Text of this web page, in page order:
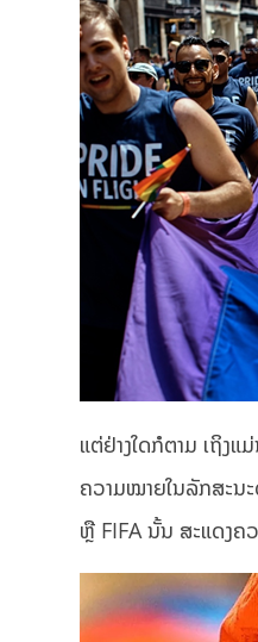
ແຕ່ຢ່າງໃດກໍຕາມ ເຖິງ
ຄວາມໝາຍໃນລັກສະນະ
ຫຼື FIFA ນັ້ນ ສະແດງຄ